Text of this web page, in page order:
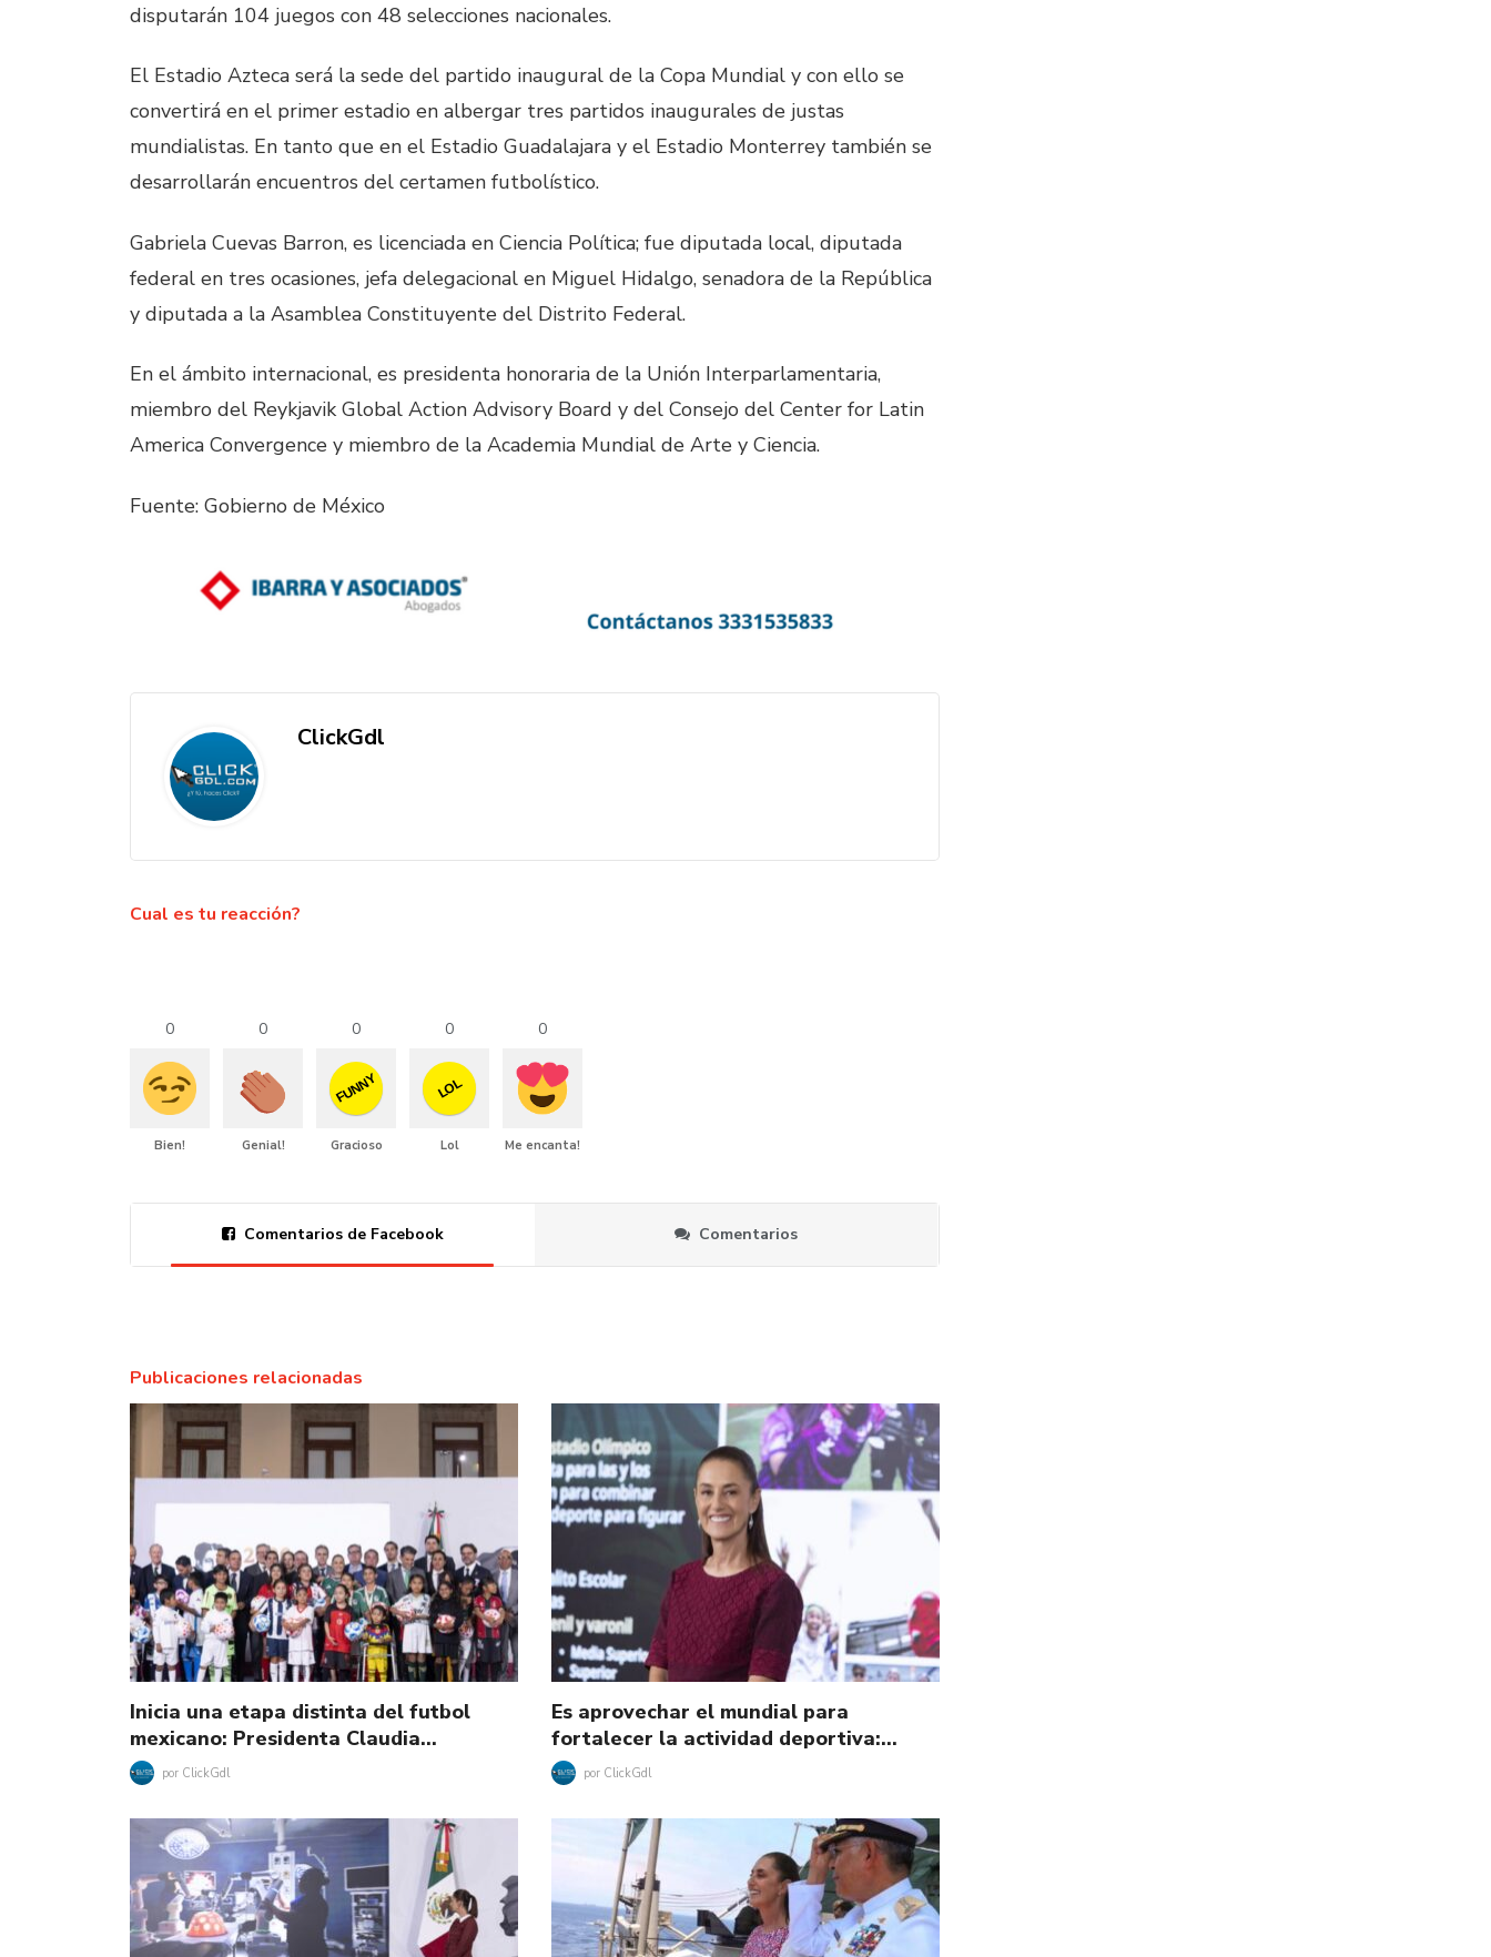
disputarán 104 juegos con 48 selecciones nacionales.
El Estadio Azteca será la sede del partido inaugural de la Copa Mundial y con ello se
convertirá en el primer estadio en albergar tres partidos inaugurales de justas
mundialistas. En tanto que en el Estadio Guadalajara y el Estadio Monterrey también se
desarrollarán encuentros del certamen futbolístico.
Gabriela Cuevas Barron, es licenciada en Ciencia Política; fue diputada local, diputada
federal en tres ocasiones, jefa delegacional en Miguel Hidalgo, senadora de la República
y diputada a la Asamblea Constituyente del Distrito Federal.
En el ámbito internacional, es presidenta honoraria de la Unión Interparlamentaria,
miembro del Reykjavik Global Action Advisory Board y del Consejo del Center for Latin
America Convergence y miembro de la Academia Mundial de Arte y Ciencia.
Fuente: Gobierno de México
ClickGdl
Cual es tu reacción?
0
Bien!
0
Genial!
0
FUNNY
Gracioso
0
LOL
Lol
0
Me encanta!
Comentarios de Facebook Comentarios
Publicaciones relacionadas
Inicia una etapa distinta del futbol
mexicano: Presidenta Claudia…
por ClickGdl
Es aprovechar el mundial para
fortalecer la actividad deportiva:…
por ClickGdl